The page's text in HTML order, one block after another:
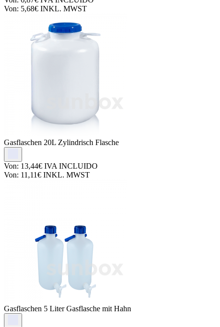
Von: 5,68€ INKL. MWST
Gasflaschen 20L Zylindrisch Flasche
Von: 13,44€ IVA INCLUIDO
Von: 11,11€ INKL. MWST
Gasflaschen 5 Liter Gasflasche mit Hahn